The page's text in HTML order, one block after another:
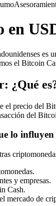
en
es
el Bitcoin
¿Qué
el precio del
del
lo influyen
y empresas.
Cash.
mercado de